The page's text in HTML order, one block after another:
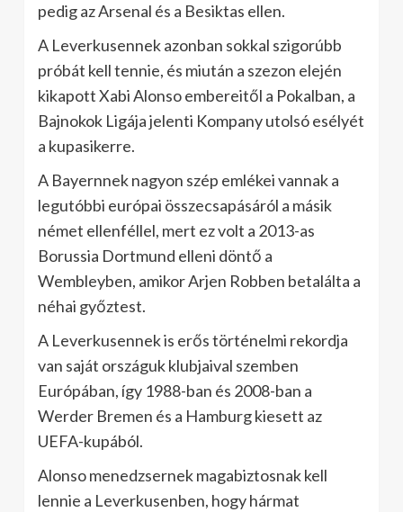
pedig az Arsenal és a Besiktas ellen.
A Leverkusennek azonban sokkal szigorúbb
próbát kell tennie, és miután a szezon elején
kikapott Xabi Alonso embereitől a Pokalban, a
Bajnokok Ligája jelenti Kompany utolsó esélyét
a kupasikerre.
A Bayernnek nagyon szép emlékei vannak a
legutóbbi európai összecsapásáról a másik
német ellenféllel, mert ez volt a 2013-as
Borussia Dortmund elleni döntő a
Wembleyben, amikor Arjen Robben betalálta a
néhai győztest.
A Leverkusennek is erős történelmi rekordja
van saját országuk klubjaival szemben
Európában, így 1988-ban és 2008-ban a
Werder Bremen és a Hamburg kiesett az
UEFA-kupából.
Alonso menedzsernek magabiztosnak kell
lennie a Leverkusenben, hogy hármat